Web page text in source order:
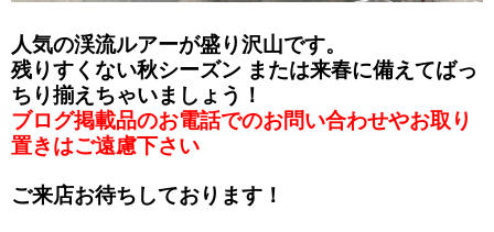
人気の渓流ルアーが盛り沢山です。
残りすくない秋シーズン または来春に備えてばっ
ちり揃えちゃいましょう！
ブログ掲載品のお電話でのお問い合わせやお取り
置きはご遠慮下さい
ご来店お待ちしております！